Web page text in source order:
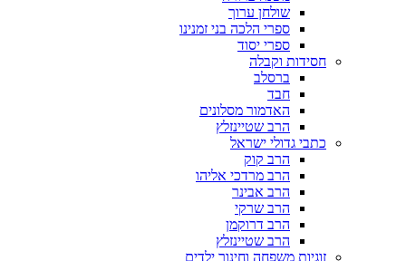
שולחן ערוך
ספרי הלכה בני זמנינו
ספרי יסוד
חסידות וקבלה
ברסלב
חבד
האדמור מסלונים
הרב שטיינזלץ
כתבי גדולי ישראל
הרב קוק
הרב מרדכי אליהו
הרב אבינר
הרב שרקי
הרב דרוקמן
הרב שטיינזלץ
זוגיות משפחה וחינוך ילדים